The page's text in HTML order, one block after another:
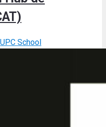
UPC School